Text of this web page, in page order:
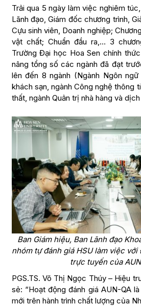
Trải qua 5 ngày làm việc nghiêm
Lãnh đạo, Giám đốc chương trình,
Cựu sinh viên, Doanh nghiệp;
vật chất; Chuẩn đầu ra,… 3
Trường Đại học Hoa Sen chính
nâng tổng số các ngành đã đạt
lên đến 8 ngành (Ngành Ngôn ngữ
khách sạn, ngành Công nghệ thông
thất, ngành Quản trị nhà hàng và
Ban Giám hiệu, Ban Lãnh đạo
nhóm tự đánh giá HSU làm việc
trực tuyến của
PGS.TS. Võ Thị Ngọc Thúy – Hiệu
sẻ: “Hoạt động đánh giá AUN-QA
mới trên hành trình chất lượng của